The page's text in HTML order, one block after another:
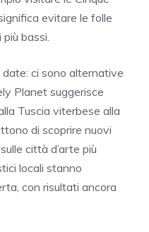
evitare le folle
bassi.
ci sono alternative
Planet suggerisce
Tuscia viterbese alla
di scoprire nuovi
città d’arte più
locali stanno
con risultati ancora